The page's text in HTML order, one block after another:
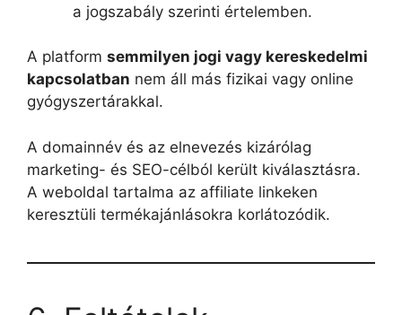
a jogszabály szerinti értelemben.
A platform semmilyen jogi vagy kereskedelmi
kapcsolatban nem áll más fizikai vagy online
gyógyszertárakkal.
A domainnév és az elnevezés kizárólag
marketing- és SEO-célból került kiválasztásra.
A weboldal tartalma az affiliate linkeken
keresztüli termékajánlásokra korlátozódik.